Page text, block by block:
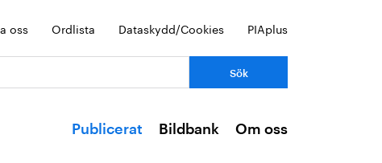
oss Ordlista Dataskydd/Cookies PIAplus
Publicerat Bildbank Om oss